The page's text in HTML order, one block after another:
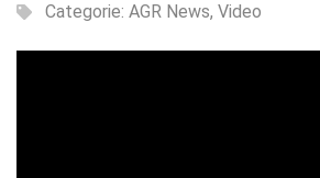
Categorie: AGR News, Video